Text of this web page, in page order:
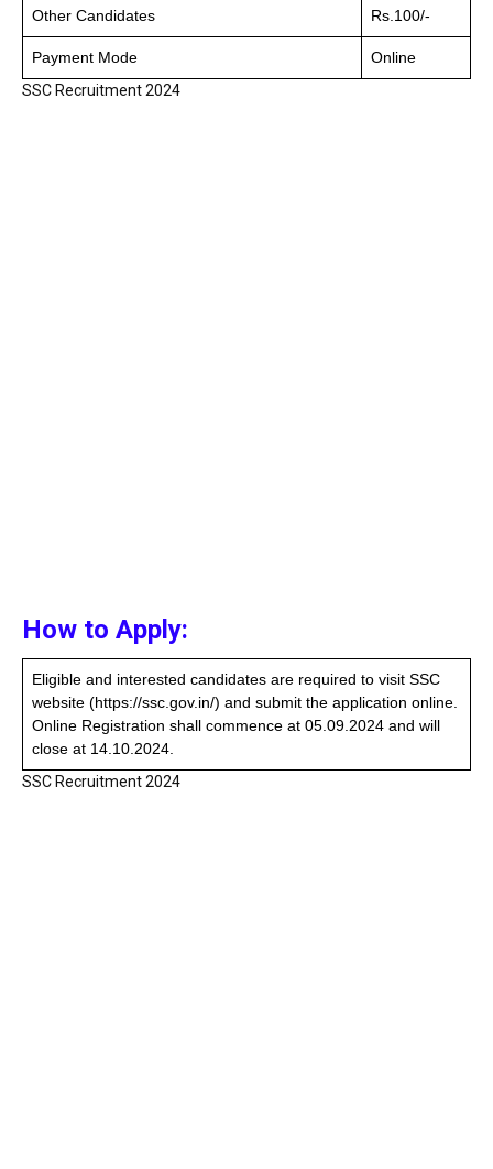
Other Candidates Rs.100/-
Payment Mode
Online
SSC Recruitment 2024
How to Apply:
Eligible and interested candidates are required to visit SSC
website (https://ssc.gov.in/) and submit the application online.
Online Registration shall commence at 05.09.2024 and will
close at 14.10.2024.
SSC Recruitment 2024